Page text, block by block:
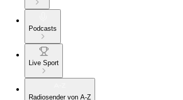
Podcasts
Live Sport
Radiosender von A-Z